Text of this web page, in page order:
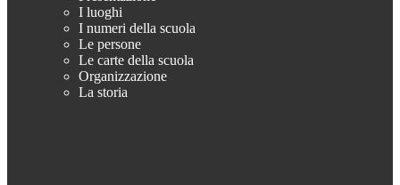
I luoghi
I numeri della scuola
Le persone
Le carte della scuola
Organizzazione
La storia